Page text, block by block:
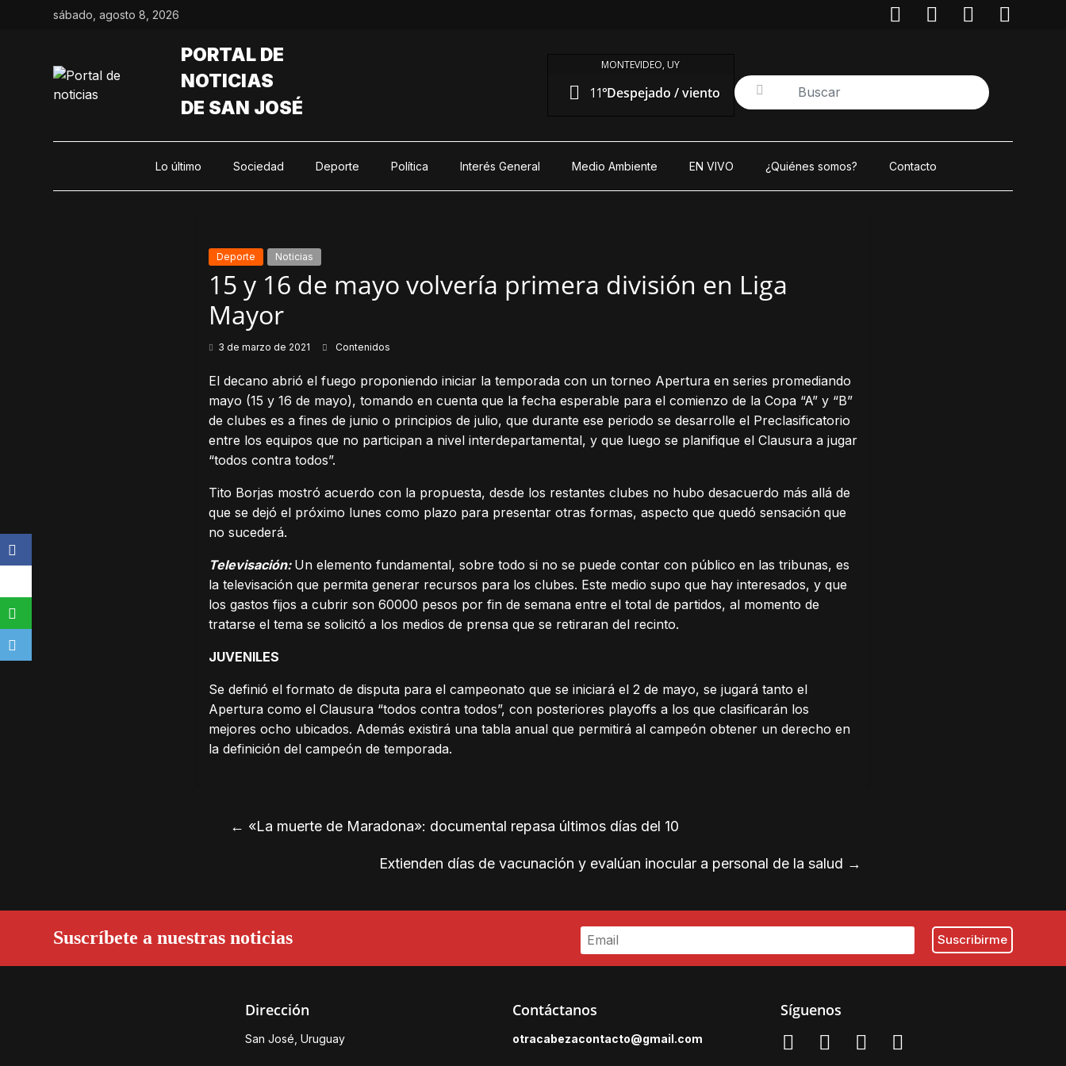
sábado, agosto 8, 2026
PORTAL DE
NOTICIAS
DE SAN JOSÉ
MONTEVIDEO, UY
11°Despejado / viento
Lo último Sociedad Deporte Política Interés General Medio Ambiente EN VIVO ¿Quiénes somos? Contacto
Deporte Noticias
15 y 16 de mayo volvería primera división en Liga
Mayor
3 de marzo de 2021 Contenidos
El decano abrió el fuego proponiendo iniciar la temporada con un torneo Apertura en series promediando
mayo (15 y 16 de mayo), tomando en cuenta que la fecha esperable para el comienzo de la Copa “A” y “B”
de clubes es a fines de junio o principios de julio, que durante ese periodo se desarrolle el Preclasificatorio
entre los equipos que no participan a nivel interdepartamental, y que luego se planifique el Clausura a jugar
“todos contra todos”.
Tito Borjas mostró acuerdo con la propuesta, desde los restantes clubes no hubo desacuerdo más allá de
que se dejó el próximo lunes como plazo para presentar otras formas, aspecto que quedó sensación que
no sucederá.
Televisación: Un elemento fundamental, sobre todo si no se puede contar con público en las tribunas, es
la televisación que permita generar recursos para los clubes. Este medio supo que hay interesados, y que
los gastos fijos a cubrir son 60000 pesos por fin de semana entre el total de partidos, al momento de
tratarse el tema se solicitó a los medios de prensa que se retiraran del recinto.
JUVENILES
Se definió el formato de disputa para el campeonato que se iniciará el 2 de mayo, se jugará tanto el
Apertura como el Clausura “todos contra todos”, con posteriores playoffs a los que clasificarán los
mejores ocho ubicados. Además existirá una tabla anual que permitirá al campeón obtener un derecho en
la definición del campeón de temporada.
← «La muerte de Maradona»: documental repasa últimos días del 10
Extienden días de vacunación y evalúan inocular a personal de la salud →
Suscríbete a nuestras noticias
Dirección
San José, Uruguay
Contáctanos
otracabezacontacto@gmail.com
Síguenos